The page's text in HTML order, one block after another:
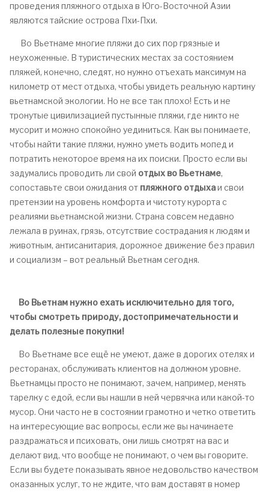
проведения пляжного отдыха в Юго-Восточной Азии
являются тайские острова Пхи-Пхи.
Во Вьетнаме многие пляжи до сих пор грязные и
неухоженные. В туристических местах за состоянием
пляжей, конечно, следят, но нужно отъехать максимум на
километр от мест отдыха, чтобы увидеть реальную картину
вьетнамской экологии. Но не все так плохо! Есть и не
тронутые цивилизацией пустынные пляжи, где никто не
мусорит и можно спокойно уединиться. Как вы понимаете,
чтобы найти такие пляжи, нужно уметь водить мопед и
потратить некоторое время на их поиски. Просто если вы
задумались проводить ли свой отдых во Вьетнаме,
сопоставьте свои ожидания от пляжного отдыхаи свои
претензии на уровень комфорта и чистоту курорта с
реалиями вьетнамской жизни. Страна совсем недавно
лежала в руинах, грязь, отсутствие сострадания к людям и
животным, антисанитария, дорожное движение без правил
и социализм – вот реальный Вьетнам сегодня.
Во Вьетнам нужно ехать исключительно для того,
чтобы смотреть природу, достопримечательности и
делать полезные покупки!
Во Вьетнаме все ещё не умеют, даже в дорогих отелях и
ресторанах, обслуживать клиентов на должном уровне.
Вьетнамцы просто не понимают, зачем, например, менять
тарелку с едой, если вы нашли в ней червячка или какой-то
мусор. Они часто не в состоянии грамотно и четко ответить
на интересующие вас вопросы, если же вы начинаете
раздражаться и психовать, они лишь смотрят на вас и
делают вид, что вообще не понимают, о чем вы говорите.
Если вы будете показывать явное недовольство качеством
оказанных услуг, то не ждите, что вам доставят в номер